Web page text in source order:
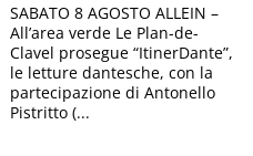
SABATO 8 AGOSTO ALLEIN –
All’area verde Le Plan-de-
Clavel prosegue “ItinerDante”,
le letture dantesche, con la
partecipazione di Antonello
Pistritto (...